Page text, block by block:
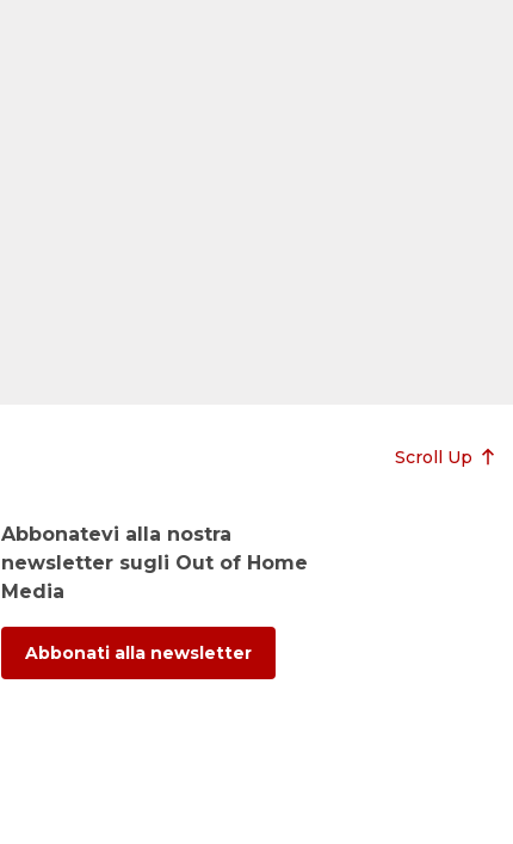
Scroll Up
Abbonatevi alla nostra
newsletter sugli Out of Home
Media
Abbonati alla newsletter